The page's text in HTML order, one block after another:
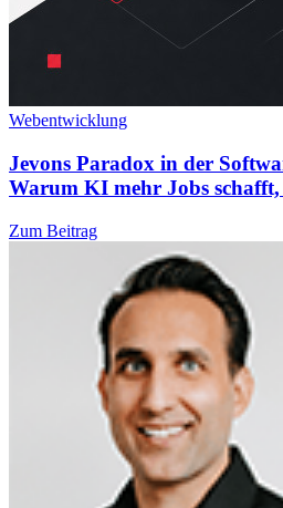
Webentwicklung
Jevons Paradox in der
Warum KI mehr Jobs
Zum Beitrag